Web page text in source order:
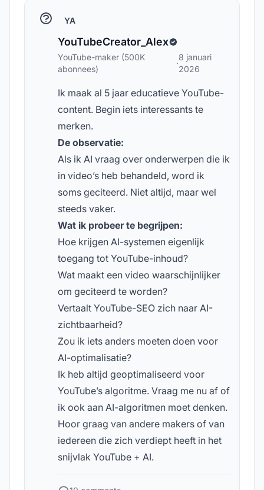
YA
YouTubeCreator_Alex
YouTube-maker (500K
abonnees)
·
8 januari
2026
Ik maak al 5 jaar educatieve YouTube-
content. Begin iets interessants te
merken.
De observatie:
Als ik AI vraag over onderwerpen die ik
in video’s heb behandeld, word ik
soms geciteerd. Niet altijd, maar wel
steeds vaker.
Wat ik probeer te begrijpen:
Hoe krijgen AI-systemen eigenlijk
toegang tot YouTube-inhoud?
Wat maakt een video waarschijnlijker
om geciteerd te worden?
Vertaalt YouTube-SEO zich naar AI-
zichtbaarheid?
Zou ik iets anders moeten doen voor
AI-optimalisatie?
Ik heb altijd geoptimaliseerd voor
YouTube’s algoritme. Vraag me nu af of
ik ook aan AI-algoritmen moet denken.
Hoor graag van andere makers of van
iedereen die zich verdiept heeft in het
snijvlak YouTube + AI.